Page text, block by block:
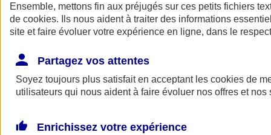
Ensemble, mettons fin aux préjugés sur ces petits fichiers
de cookies. Ils nous aident à traiter des informations
site et faire évoluer votre expérience en ligne, dans le
Partagez vos attentes
Soyez toujours plus satisfait en acceptant les cookies de
utilisateurs qui nous aident à faire évoluer nos offres et nos
Enrichissez votre expérience